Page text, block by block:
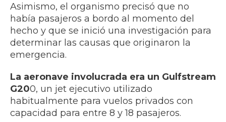
Asimismo, el organismo precisó que no
había pasajeros a bordo al momento del
hecho y que se inició una investigación para
determinar las causas que originaron la
emergencia.
La aeronave involucrada era un Gulfstream
G200, un jet ejecutivo utilizado
habitualmente para vuelos privados con
capacidad para entre 8 y 18 pasajeros.